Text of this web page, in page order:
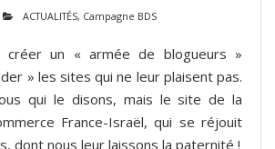
ACTUALITÉS, Campagne BDS
créer un « armée de blogueurs »
» les sites qui ne leur plaisent pas.
qui le disons, mais le site de la
France-Israël, qui se réjouit
dont nous leur laissons la paternité !